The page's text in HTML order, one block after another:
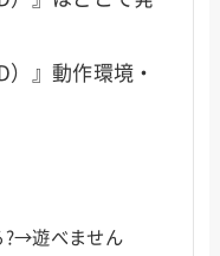
』動作環境・
?→遊べません